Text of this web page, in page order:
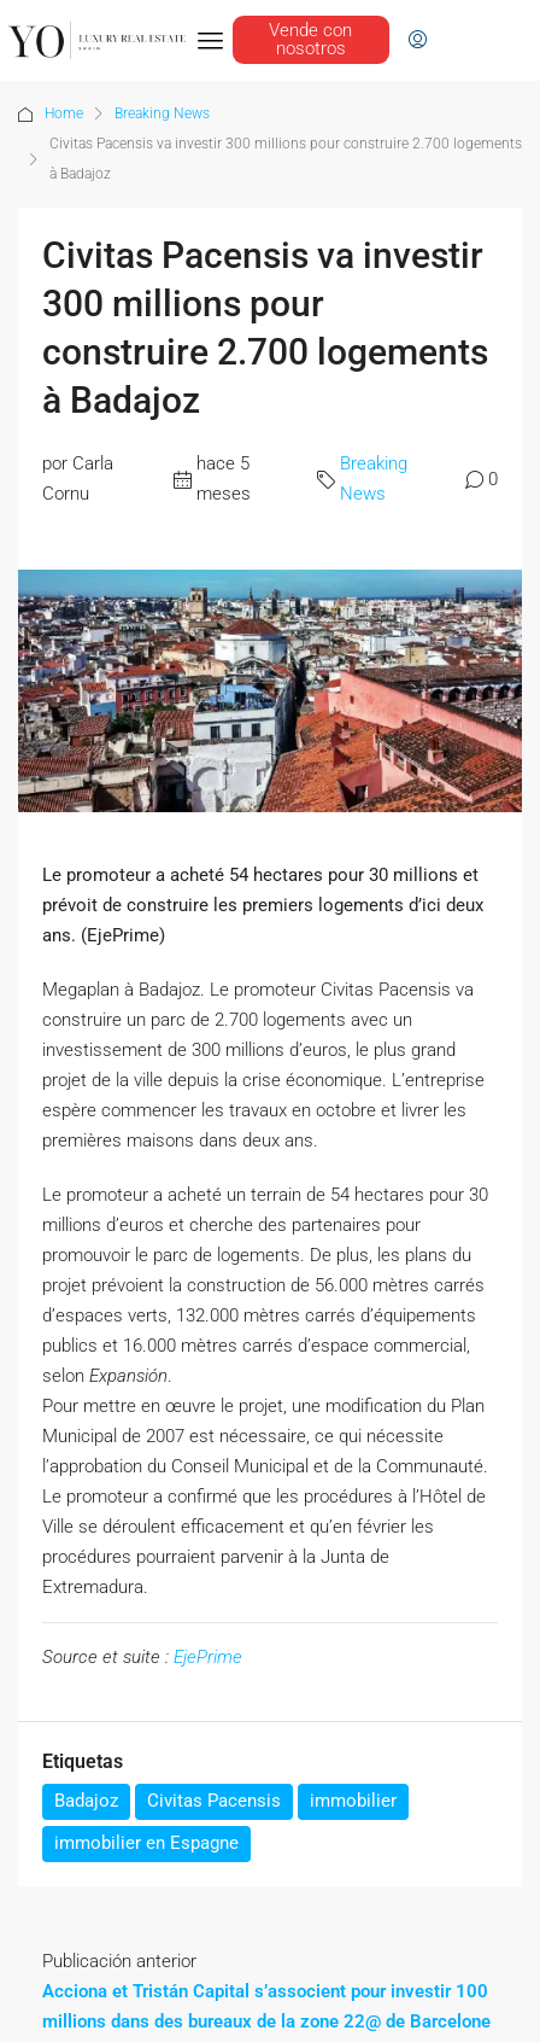
Vende con
nosotros
Home
Breaking News
Civitas Pacensis va investir 300 millions pour construire 2.700 logements
à Badajoz
Civitas Pacensis va investir
300 millions pour
construire 2.700 logements
à Badajoz
por Carla
Cornu
hace 5
meses
Breaking
News
0
Le promoteur a acheté 54 hectares pour 30 millions et
prévoit de construire les premiers logements d’ici deux
ans. (EjePrime)
Megaplan à Badajoz. Le promoteur Civitas Pacensis va
construire un parc de 2.700 logements avec un
investissement de 300 millions d’euros, le plus grand
projet de la ville depuis la crise économique. L’entreprise
espère commencer les travaux en octobre et livrer les
premières maisons dans deux ans.
Le promoteur a acheté un terrain de 54 hectares pour 30
millions d’euros et cherche des partenaires pour
promouvoir le parc de logements. De plus, les plans du
projet prévoient la construction de 56.000 mètres carrés
d’espaces verts, 132.000 mètres carrés d’équipements
publics et 16.000 mètres carrés d’espace commercial,
selon Expansión
Pour mettre en œuvre le projet, une modification du Plan
Municipal de 2007 est nécessaire, ce qui nécessite
l’approbation du Conseil Municipal et de la Communauté.
Le promoteur a confirmé que les procédures à l’Hôtel de
Ville se déroulent efficacement et qu’en février les
procédures pourraient parvenir à la Junta de
Extremadura.
Source et suite : EjePrime
Etiquetas
Badajoz Civitas Pacensis
immobilier
immobilier en Espagne
Publicación anterior
Acciona et Tristán Capital s’associent pour investir 100
millions dans des bureaux de la zone 22@ de Barcelone